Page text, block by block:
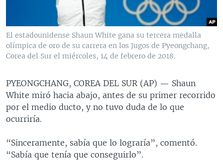
VENEZUELA
BRASIL
NICARAGUA
ENTRETENIMIENTO Y CULTURA
TECNOLOGÍA
CIENCIA Y SALUD
VIDEOS
FOTOGRAFÍA
PROGRAMAS TV
EL MUNDO AL DÍA
FORO INTERAMERICANO
VISIÓN 360
LAS CLAVES
PANORAMA
RADIO
AUDIONOTICIAS
BUENOS DÍAS AMÉRICA
ESTADOS UNIDOS AL DÍA
FORO [RADIO]
DOCUMENTALES DE LA VOA
Learning English
El estadounidense Shaun White gana su tercera medalla
olímpica de oro de su carrera en los Jugos de Pyeongchang,
Corea del Sur el miércoles, 14 de febrero de 2018.
PYEONGCHANG, COREA DEL SUR (AP) — Shaun
White miró hacia abajo, antes de su primer recorrido
por el medio ducto, y no tuvo duda de lo que
ocurriría.
“Sinceramente, sabía que lo lograría”, comentó.
“Sabía que tenía que conseguirlo”.